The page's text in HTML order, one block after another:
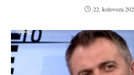
22. kolovoza